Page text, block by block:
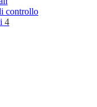
controllo
4